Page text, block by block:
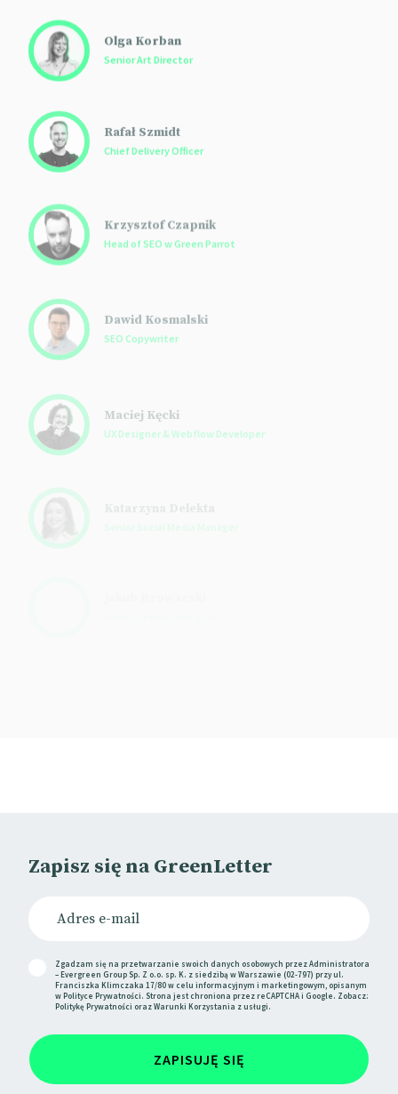
Senior Art Director
Maciej Kęcki
Katarzyna Delekta
Zapisz się na GreenLetter
Zgadzam się na przetwarzanie swoich danych osobowych przez Administratora
– Evergreen Group Sp. Z o.o. sp. K. z siedzibą w Warszawie (02-797) przy ul.
Franciszka Klimczaka 17/80 w celu informacyjnym i marketingowym, opisanym
w Polityce Prywatności. Strona jest chroniona przez reCAPTCHA i Google. Zobacz:
Politykę Prywatności orazWarunki Korzystania z usługi.
ZAPISUJĘ SIĘ